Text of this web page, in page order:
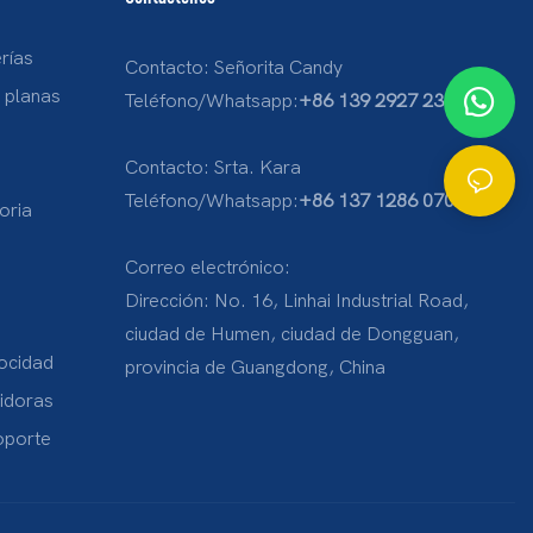
planas
Contacto: Señorita Candy
Teléfono/Whatsapp:+86 139 2927 2332
Contacto: Srta. Kara
Teléfono/Whatsapp:+86 137 1286 0707
Correo electrónico:
Dirección: No. 16, Linhai Industrial Road,
ciudad de Humen, ciudad de Dongguan,
provincia de Guangdong, China